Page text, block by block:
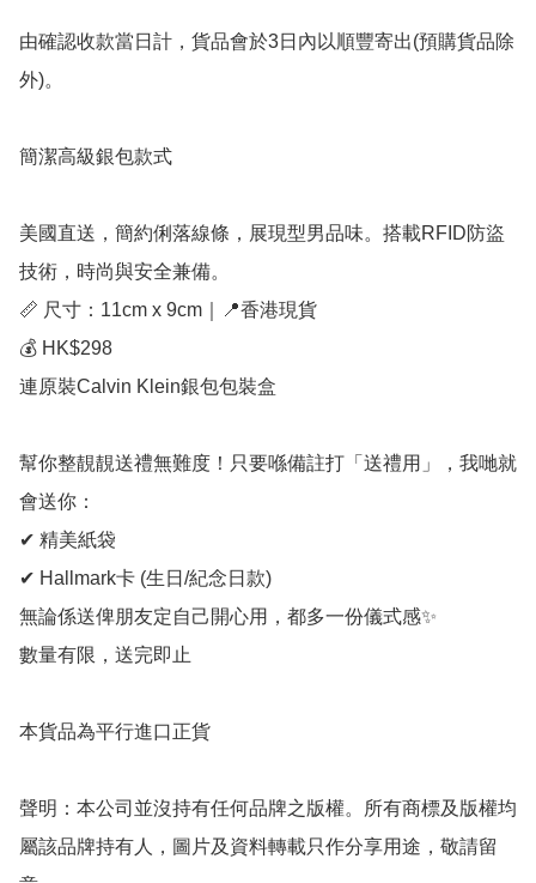
由確認收款當日計，貨品會於3日內以順豐寄出(預購貨品除
外)。
簡潔高級銀包款式
美國直送，簡約俐落線條，展現型男品味。搭載RFID防盜
技術，時尚與安全兼備。
📏 尺寸：11cm x 9cm｜📍香港現貨
💰 HK$298
連原裝Calvin Klein銀包包裝盒
幫你整靚靚送禮無難度！只要喺備註打「送禮用」，我哋就
會送你：
✔ 精美紙袋
✔ Hallmark卡 (生日/紀念日款)
無論係送俾朋友定自己開心用，都多一份儀式感✨
數量有限，送完即止
本貨品為平行進口正貨
聲明：本公司並沒持有任何品牌之版權。所有商標及版權均
屬該品牌持有人，圖片及資料轉載只作分享用途，敬請留